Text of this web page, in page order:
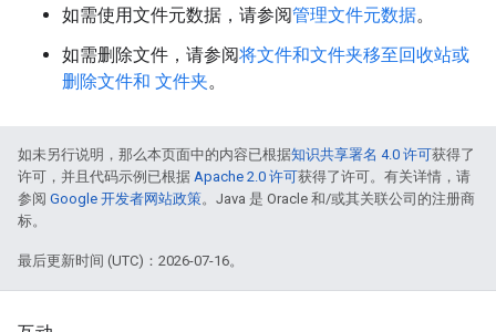
如需使用文件元数据，请参阅管理文件元数据。
如需删除文件，请参阅将文件和文件夹移至回收站或
删除文件和 文件夹。
如未另行说明，那么本页面中的内容已根据知识共享署名 4.0 许可获得了
许可，并且代码示例已根据 Apache 2.0 许可获得了许可。有关详情，请
参阅 Google 开发者网站政策。Java 是 Oracle 和/或其关联公司的注册商
标。
最后更新时间 (UTC)：2026-07-16。